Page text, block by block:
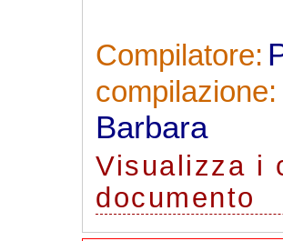
Compilatore:
compilazione:
Barbara
Visualizza i
documento